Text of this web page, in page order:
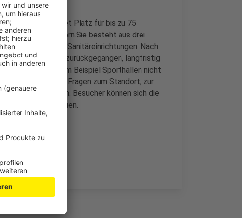
Bendenweg bietet Platz für bis zu 75
der Stadt sichern.Sie besteht aus drei
Küchen und Sanitäreinrichtungen. Nach
zuletzt zwar zurückgegangen, langfristig
vermeiden und zum Beispiel Sporthallen nicht
Stadt außerdem Fragen zum Standort, zur
beantworten. Besucher können sich die
17.30 Uhr anschauen.